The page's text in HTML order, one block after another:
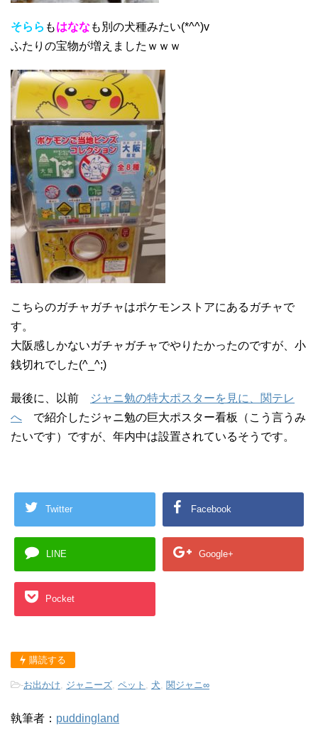
そらら もはななも別の犬種みたい(*^^)v
ふたりの宝物が増えましたｗｗｗ
こちらのガチャガチャはポケモンストアにあるガチャで
す。
大阪感しかないガチャガチャでやりたかったのですが、小
銭切れでした(^_^;)
最後に、以前
ジャニ勉の特大ポスターを見に、関テレ
へ で紹介したジャニ勉の巨大ポスター看板（こう言うみ
たいです）ですが、年内中は設置されているそうです。
Twitter Facebook
LINE Google+
Pocket
購読する
-お出かけ ジャニーズ ペット 犬 関ジャニ∞
執筆者： puddingland